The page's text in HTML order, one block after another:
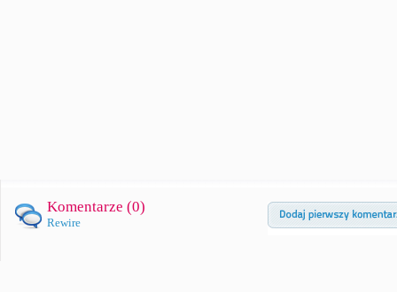
Komentarze (0)
Rewire